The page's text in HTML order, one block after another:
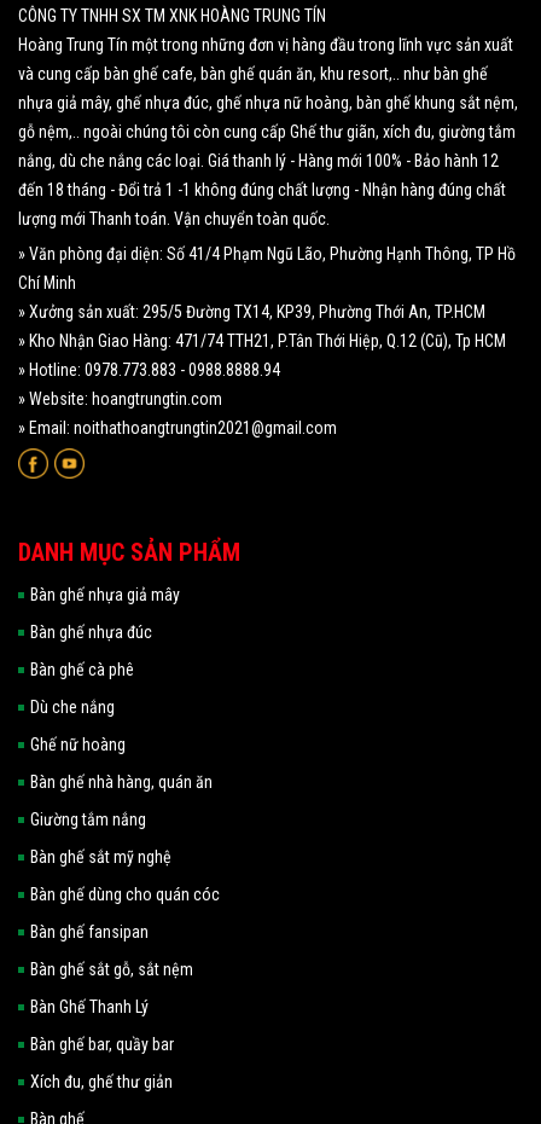
CÔNG TY TNHH SX TM XNK HOÀNG TRUNG TÍN
Hoàng Trung Tín một trong những đơn vị hàng đầu trong lĩnh vực sản xuất
và cung cấp bàn ghế cafe, bàn ghế quán ăn, khu resort,.. như bàn ghế
nhựa giả mây, ghế nhựa đúc, ghế nhựa nữ hoàng, bàn ghế khung sắt nệm,
gỗ nệm,.. ngoài chúng tôi còn cung cấp Ghế thư giãn, xích đu, giường tắm
nắng, dù che nắng các loại. Giá thanh lý - Hàng mới 100% - Bảo hành 12
đến 18 tháng - Đổi trả 1 -1 không đúng chất lượng - Nhận hàng đúng chất
lượng mới Thanh toán. Vận chuyển toàn quốc.
» Văn phòng đại diện: Số 41/4 Phạm Ngũ Lão, Phường Hạnh Thông, TP Hồ
Chí Minh
» Xưởng sản xuất: 295/5 Đường TX14, KP39, Phường Thới An, TP.HCM
» Kho Nhận Giao Hàng: 471/74 TTH21, P.Tân Thới Hiệp, Q.12 (Cũ), Tp HCM
» Hotline: 0978.773.883 - 0988.8888.94
» Website: hoangtrungtin.com
» Email: noithathoangtrungtin2021@gmail.com
DANH MỤC SẢN PHẨM
Bàn ghế nhựa giả mây
Bàn ghế nhựa đúc
Bàn ghế cà phê
Dù che nắng
Ghế nữ hoàng
Bàn ghế nhà hàng, quán ăn
Giường tắm nắng
Bàn ghế sắt mỹ nghệ
Bàn ghế dùng cho quán cóc
Bàn ghế fansipan
Bàn ghế sắt gỗ, sắt nệm
Bàn Ghế Thanh Lý
Bàn ghế bar, quầy bar
Xích đu, ghế thư giản
Bàn ghế